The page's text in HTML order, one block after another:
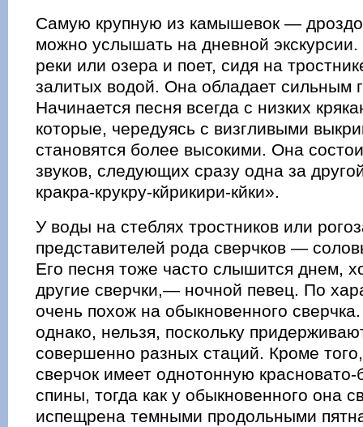
Самую крупную из камышевок —
можно услышать на дневной
реки или озера и поет, сидя на
залитых водой. Она обладает сильным
Начинается песня всегда с низких
которые, чередуясь с визгливыми
становятся более высокими. Она
звуков, следующих сразу одна за
кракра-крукру-кйрикири-кйки».
У воды на стеблях тростников или
представителей рода сверчков —
Его песня тоже часто слышится днем,
другие сверчки,— ночной певец. По
очень похож на обыкновенного
однако, нельзя, поскольку
совершенно разных стаций. Кроме
сверчок имеет однотонную красновато-
спины, тогда как у обыкновенного она
испещрена темными продольными